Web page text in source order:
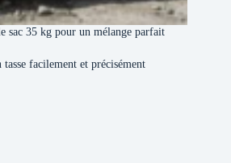
sac 35 kg pour un mélange parfait
facilement et précisément